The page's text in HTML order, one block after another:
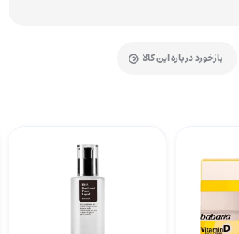
بازخورد درباره این کالا